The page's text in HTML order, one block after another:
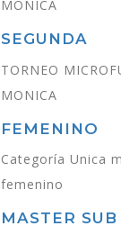
MONICA
SEGUNDA
TORNEO
MONICA
FEMENINO
Categoría Unica
femenino
MASTER